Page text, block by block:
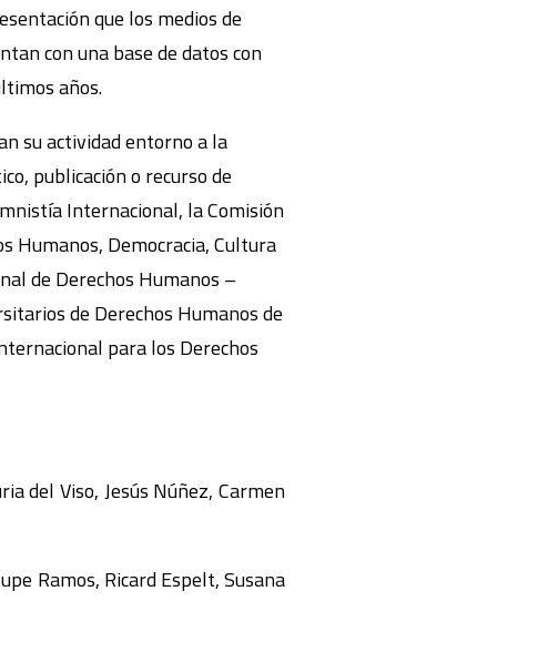
que los medios de
con una base de datos con
años.
su actividad entorno a la
publicación o recurso de
Internacional, la Comisión
Humanos, Democracia, Cultura
de Derechos Humanos –
de Derechos Humanos de
para los Derechos
del Viso, Jesús Núñez, Carmen
Ramos, Ricard Espelt, Susana